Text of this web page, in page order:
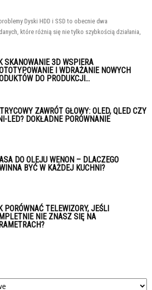
Dyski HDD i SSD to obecnie dwa
które różnią się nie tylko szybkością działania,
SKANOWANIE 3D WSPIERA
I WDRAŻANIE NOWYCH
DO PRODUKCJI...
ZAWRÓT GŁOWY: OLED, QLED CZY
LED? DOKŁADNE PORÓWNANIE
DO OLEJU WENON – DLACZEGO
BYĆ W KAŻDEJ KUCHNI?
PORÓWNAĆ TELEWIZORY, JEŚLI
NIE ZNASZ SIĘ NA